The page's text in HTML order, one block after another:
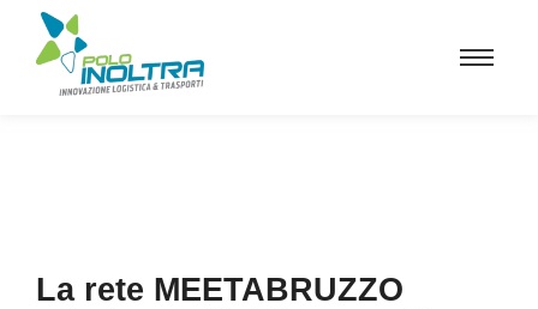
La rete MEETABRUZZO